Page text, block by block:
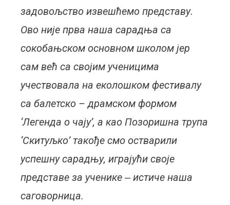
задовољство извешћемо представу.
Ово није прва наша сарадња са
сокобањском основном школом јер
сам већ са својим ученицима
учествовала на еколошком фестивалу
са балетско – драмском формом
‘Легенда о чају’, а као Позоришна трупа
‘Скитуљко’ такође смо остварили
успешну сарадњу, играјући своје
представе за ученике ‒ истиче наша
саговорница.